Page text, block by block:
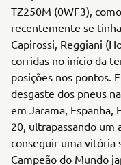
TZ250M (0WF3),
recentemente se
Capirossi, Reggiani
corridas no início da
posições nos pontos.
desgaste dos pneus
em Jarama, Espanha,
20, ultrapassando um
conseguir uma vitória
Campeão do Mundo